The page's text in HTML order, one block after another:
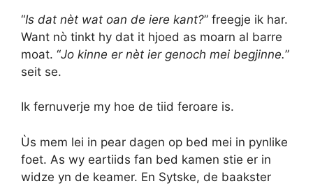
“Is dat nèt wat oan de iere kant?” freegje ik har.
Want nò tinkt hy dat it hjoed as moarn al barre
moat. “Jo kinne er nèt ier genoch mei begjinne.”
seit se.
Ik fernuverje my hoe de tiid feroare is.
Ùs mem lei in pear dagen op bed mei in pynlike
foet. As wy eartiids fan bed kamen stie er in
widze yn de keamer. En Sytske, de baakster